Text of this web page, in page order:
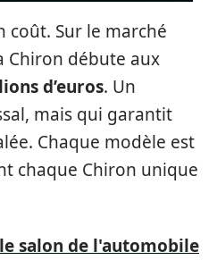
coût. Sur le marché
Chiron débute aux
d’euros. Un
mais qui garantit
Chaque modèle est
chaque Chiron unique
salon de l'automobile